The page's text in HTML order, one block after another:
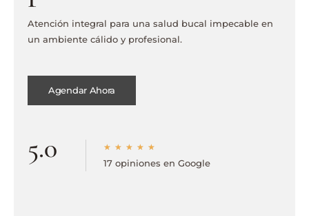
Atención integral para una salud bucal impecable en
un ambiente cálido y profesional.
Agendar Ahora
5.0 ★ ★ ★ ★ ★R
a
17 opiniones en Google